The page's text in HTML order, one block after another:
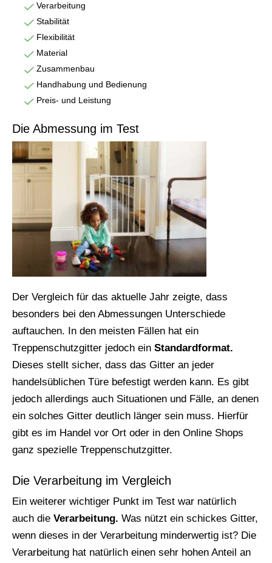
Verarbeitung
Stabilität
Flexibilität
Material
Zusammenbau
Handhabung und Bedienung
Preis- und Leistung
Die Abmessung im Test
Der Vergleich für das aktuelle Jahr zeigte, dass
besonders bei den Abmessungen Unterschiede
auftauchen. In den meisten Fällen hat ein
Treppenschutzgitter jedoch ein Standardformat.
Dieses stellt sicher, dass das Gitter an jeder
handelsüblichen Türe befestigt werden kann. Es gibt
jedoch allerdings auch Situationen und Fälle, an denen
ein solches Gitter deutlich länger sein muss. Hierfür
gibt es im Handel vor Ort oder in den Online Shops
ganz spezielle Treppenschutzgitter.
Die Verarbeitung im Vergleich
Ein weiterer wichtiger Punkt im Test war natürlich
auch die Verarbeitung. Was nützt ein schickes Gitter,
wenn dieses in der Verarbeitung minderwertig ist? Die
Verarbeitung hat natürlich einen sehr hohen Anteil an